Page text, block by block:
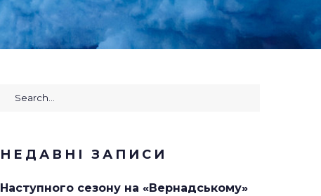
Search
НЕДАВНІ ЗАПИСИ
Наступного сезону на «Вернадському»